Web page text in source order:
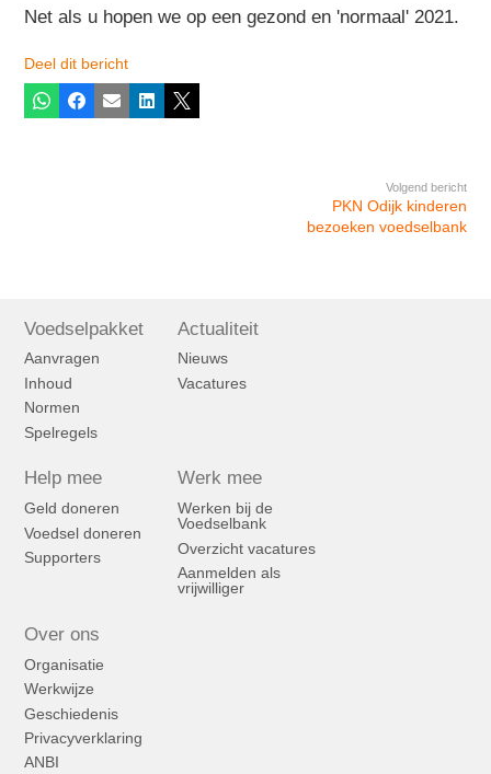
Net als u hopen we op een gezond en 'normaal' 2021.
Deel dit bericht
WhatsappFacebook
E-mailLinkedIn
X
Volgend bericht
PKN Odijk kinderen
bezoeken voedselbank
Voedselpakket
Aanvragen
Inhoud
Normen
Spelregels
Actualiteit
Nieuws
Vacatures
Help mee
Geld doneren
Voedsel doneren
Supporters
Werk mee
Werken bij de
Voedselbank
Overzicht vacatures
Aanmelden als
vrijwilliger
Over ons
Organisatie
Werkwijze
Geschiedenis
Privacyverklaring
ANBI